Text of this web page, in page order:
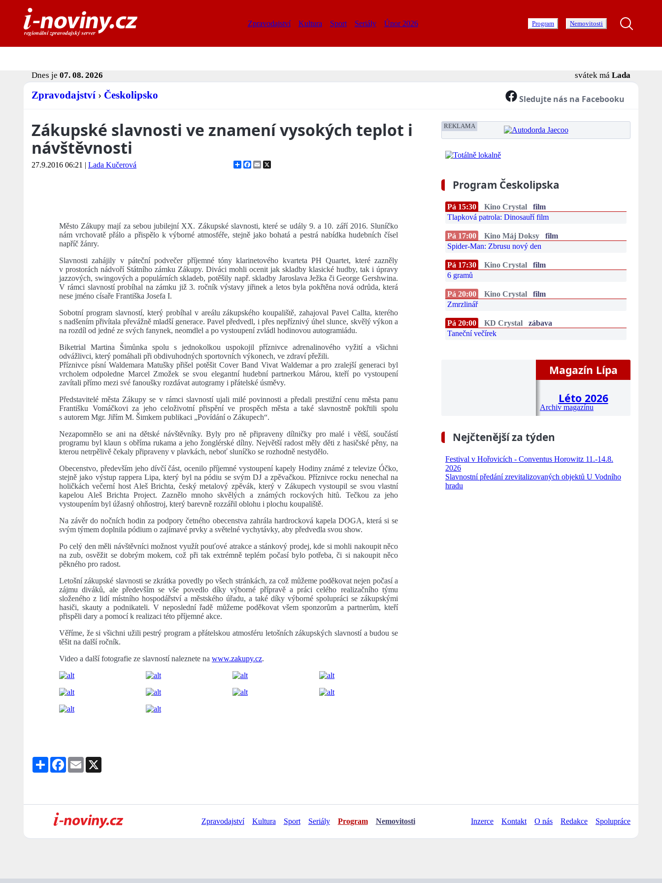
Zpravodajství Kultura Sport Seriály Únor 2026 Program Nemovitosti
Dnes je 07. 08. 2026 svátek má Lada
Zpravodajství › Českolipsko Sledujte nás na Facebooku
Zákupské slavnosti ve znamení vysokých teplot i
návštěvnosti
27.9.2016 06:21 | Lada Kučerová ShareFacebook
Email
Město Zákupy mají za sebou jubilejní XX. Zákupské slavnosti, které se udály 9. a 10. září 2016. Sluníčko
nám vrchovatě přálo a přispělo k výborné atmosféře, stejně jako bohatá a pestrá nabídka hudebních čísel
napříč žánry.
Slavnosti zahájily v páteční podvečer příjemné tóny klarinetového kvarteta PH Quartet, které zazněly
v prostorách nádvoří Státního zámku Zákupy. Diváci mohli ocenit jak skladby klasické hudby, tak i úpravy
jazzových, swingových a populárních skladeb, potěšily např. skladby Jaroslava Ježka či George Gershwina.
V rámci slavností probíhal na zámku již 3. ročník výstavy jiřinek a letos byla pokřtěna nová odrůda, která
nese jméno císaře Františka Josefa I.
Sobotní program slavností, který probíhal v areálu zákupského koupaliště, zahajoval Pavel Callta, kterého
s nadšením přivítala převážně mladší generace. Pavel předvedl, i přes nepříznivý úhel slunce, skvělý výkon a
na rozdíl od jedné ze svých fanynek, neomdlel a po vystoupení zvládl hodinovou autogramiádu.
Biketrial Martina Šimůnka spolu s jednokolkou uspokojil příznivce adrenalinového vyžití a všichni
odvážlivci, který pomáhali při obdivuhodných sportovních výkonech, ve zdraví přežili.
Příznivce písní Waldemara Matušky přišel potěšit Cover Band Vivat Waldemar a pro zralejší generaci byl
vrcholem odpoledne Marcel Zmožek se svou elegantní hudební partnerkou Márou, kteří po vystoupení
zavítali přímo mezi své fanoušky rozdávat autogramy i přátelské úsměvy.
Představitelé města Zákupy se v rámci slavností ujali milé povinnosti a předali prestižní cenu města panu
Františku Vomáčkovi za jeho celoživotní přispění ve prospěch města a také slavnostně pokřtili spolu
s autorem Mgr. Jiřím M. Šimkem publikaci „Povídání o Zákupech“.
Nezapomnělo se ani na dětské návštěvníky. Byly pro ně připraveny dílničky pro malé i větší, součástí
programu byl klaun s obříma rukama a jeho žonglérské dílny. Největší radost měly děti z hasičské pěny, na
kterou netrpělivě čekaly připraveny v plavkách, neboť sluníčko se rozhodně nestydělo.
Obecenstvo, především jeho dívčí část, ocenilo příjemné vystoupení kapely Hodiny známé z televize Óčko,
stejně jako výstup rappera Lipa, který byl na pódiu se svým DJ a zpěvačkou. Příznivce rocku nenechal na
holičkách večerní host Aleš Brichta, český metalový zpěvák, který v Zákupech vystoupil se svou vlastní
kapelou Aleš Brichta Project. Zaznělo mnoho skvělých a známých rockových hitů. Tečkou za jeho
vystoupením byl úžasný ohňostroj, který barevně rozzářil oblohu i plochu koupaliště.
Na závěr do nočních hodin za podpory četného obecenstva zahrála hardrocková kapela DOGA, která si se
svým týmem doplnila pódium o zajímavé prvky a světelné vychytávky, aby předvedla svou show.
Po celý den měli návštěvníci možnost využít pouťové atrakce a stánkový prodej, kde si mohli nakoupit něco
na zub, osvěžit se dobrým mokem, což při tak extrémně teplém počasí bylo potřeba, či si nakoupit něco
pěkného pro radost.
Letošní zákupské slavnosti se zkrátka povedly po všech stránkách, za což můžeme poděkovat nejen počasí a
zájmu diváků, ale především se vše povedlo díky výborné přípravě a práci celého realizačního týmu
složeného z lidí místního hospodářství a městského úřadu, a také díky výborné spolupráci se zákupskými
hasiči, skauty a podnikateli. V neposlední řadě můžeme poděkovat všem sponzorům a partnerům, kteří
přispěli dary a pomocí k realizaci této příjemné akce.
Věříme, že si všichni užili pestrý program a přátelskou atmosféru letošních zákupských slavností a budou se
těšit na další ročník.
Video a další fotografie ze slavností naleznete na www.zakupy.cz.
Share Facebook
Email
REKLAMA
Program Českolipska
Pá 15:30 Kino Crystal
film
Tlapková patrola: Dinosauří film
Pá 17:00 Kino Máj Doksy
film
Spider-Man: Zbrusu nový den
Pá 17:30 Kino Crystal
film
6 gramů
Pá 20:00 Kino Crystal
film
Zmrzlinář
Pá 20:00 KD Crystal
zábava
Taneční večírek
Magazín Lípa
Léto 2026
Archiv magazínu
Nejčtenější za týden
Festival v Hořovicích - Conventus Horowitz 11.-14.8.
2026
Slavnostní předání zrevitalizovaných objektů U Vodního
hradu
Zpravodajství Kultura Sport Seriály Program Nemovitosti Inzerce Kontakt O nás Redakce Spolupráce